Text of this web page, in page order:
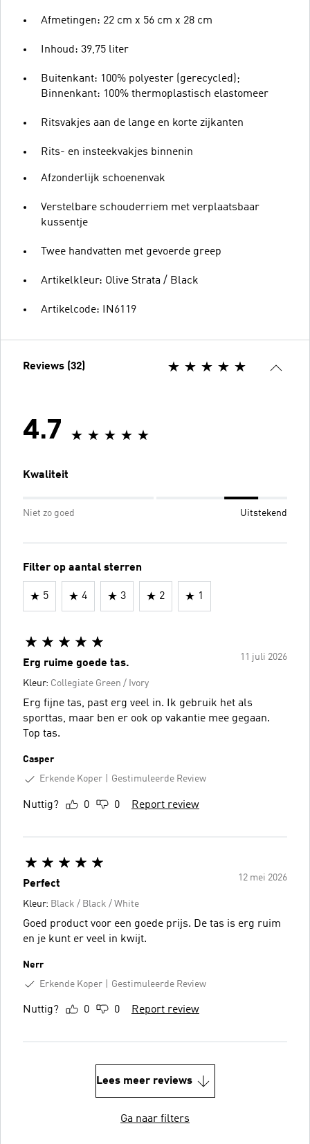
Afmetingen: 22 cm x 56 cm x 28 cm
Inhoud: 39,75 liter
Buitenkant: 100% polyester (gerecycled);
Binnenkant: 100% thermoplastisch elastomeer
Ritsvakjes aan de lange en korte zijkanten
Rits- en insteekvakjes binnenin
Afzonderlijk schoenenvak
Verstelbare schouderriem met verplaatsbaar
kussentje
Twee handvatten met gevoerde greep
Artikelkleur: Olive Strata / Black
Artikelcode: IN6119
Reviews (32)
4.7
Kwaliteit
Niet zo goed Uitstekend
Filter op aantal sterren
5 4 3 2 1
11 juli 2026
Erg ruime goede tas.
Kleur: Collegiate Green / Ivory
Erg fijne tas, past erg veel in. Ik gebruik het als
sporttas, maar ben er ook op vakantie mee gegaan.
Top tas.
Casper
Erkende Koper
Gestimuleerde Review
Nuttig? 0 0 Report review
12 mei 2026
Perfect
Kleur: Black / Black / White
Goed product voor een goede prijs. De tas is erg ruim
en je kunt er veel in kwijt.
Nerr
Erkende Koper
Gestimuleerde Review
Nuttig? 0 0 Report review
Lees meer reviews
Ga naar filters